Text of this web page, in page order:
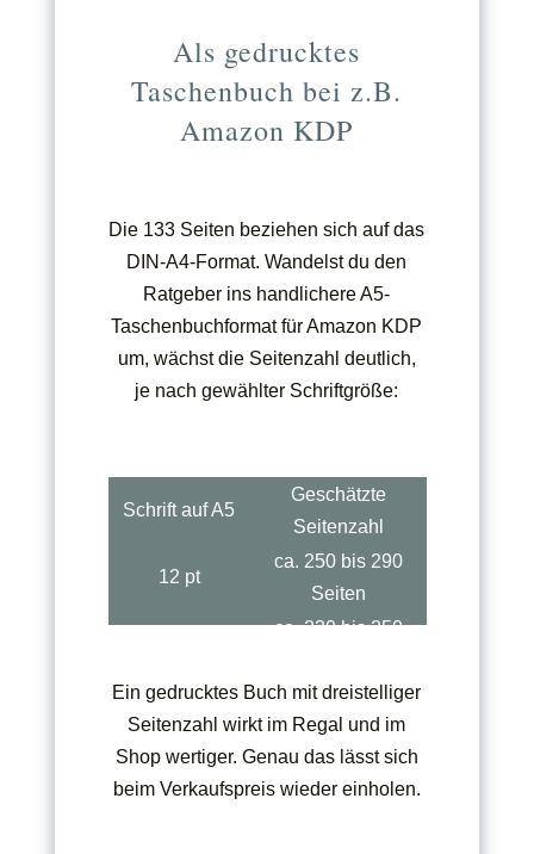
Als gedrucktes
Taschenbuch bei z.B.
Amazon KDP
Die 133 Seiten beziehen sich auf das
DIN-A4-Format. Wandelst du den
Ratgeber ins handlichere A5-
Taschenbuchformat für Amazon KDP
um, wächst die Seitenzahl deutlich,
je nach gewählter Schriftgröße:
Schrift auf A5
Geschätzte
Seitenzahl
12 pt
ca. 250 bis 290
Seiten
ca. 230 bis 250
ca. 190 bis 230
Seiten
Ein gedrucktes Buch mit dreistelliger
Seitenzahl wirkt im Regal und im
Shop wertiger. Genau das lässt sich
beim Verkaufspreis wieder einholen.